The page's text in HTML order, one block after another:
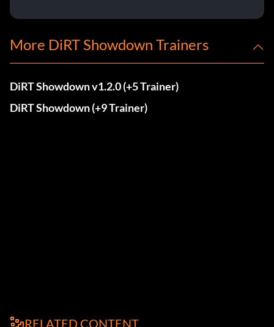
More DiRT Showdown Trainers
DiRT Showdown v1.2.0 (+5 Trainer)
DiRT Showdown (+9 Trainer)
RELATED CONTENT